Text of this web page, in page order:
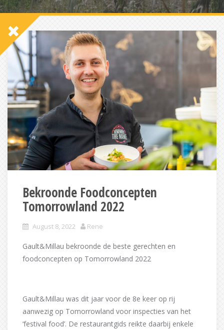
Bekroonde Foodconcepten
Tomorrowland 2022
August 8, 2022 Rene
Gault&Millau bekroonde de beste gerechten en
foodconcepten op Tomorrowland 2022
Gault&Millau was dit jaar voor de 8e keer op rij
aanwezig op Tomorrowland voor inspecties van het
‘festival food’. De restaurantgids reikte daarbij enkele